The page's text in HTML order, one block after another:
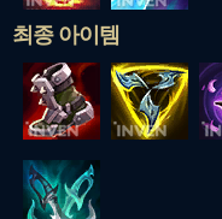
최종 아이템